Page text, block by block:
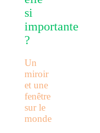
si
importante
?
Un
miroir
et une
fenêtre
sur le
monde